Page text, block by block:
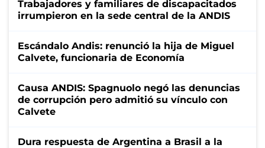
Trabajadores y familiares de discapacitados
irrumpieron en la sede central de la ANDIS
Escándalo Andis: renunció la hija de Miguel
Calvete, funcionaria de Economía
Causa ANDIS: Spagnuolo negó las denuncias
de corrupción pero admitió su vínculo con
Calvete
Dura respuesta de Argentina a Brasil a la